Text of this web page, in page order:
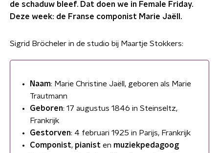
de schaduw bleef. Dat doen we in Female Friday.
Deze week: de Franse componist Marie Jaëll.
Sigrid Bröcheler in de studio bij Maartje Stokkers:
Naam: Marie Christine Jaëll, geboren als Marie
Trautmann
Geboren: 17 augustus 1846 in Steinseltz,
Frankrijk
Gestorven: 4 februari 1925 in Parijs, Frankrijk
Componist, pianist en muziekpedagoog